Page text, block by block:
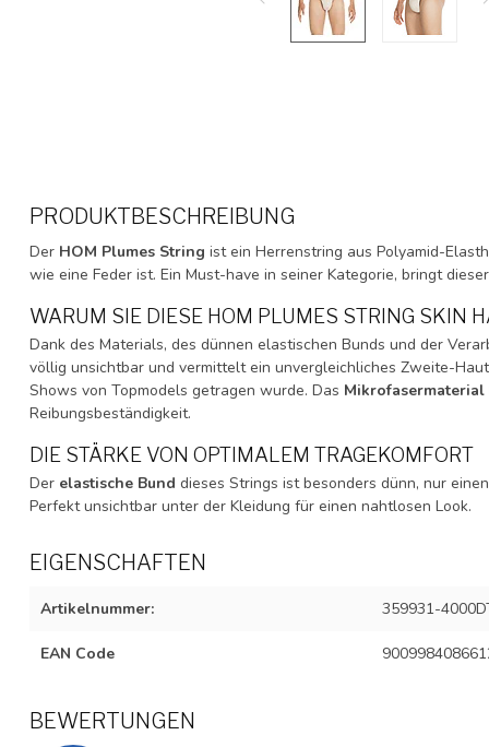
PRODUKTBESCHREIBUNG
Der HOM Plumes String ist ein Herrenstring aus Polyamid-
wie eine Feder ist. Ein Must-have in seiner Kategorie, bringt
WARUM SIE DIESE HOM PLUMES STRING SKIN
Dank des Materials, des dünnen elastischen Bunds und der
völlig unsichtbar und vermittelt ein unvergleichliches Zweite-
Shows von Topmodels getragen wurde. Das Mikrofasermaterial
Reibungsbeständigkeit.
DIE STÄRKE VON OPTIMALEM TRAGEKOMFORT
Der elastische Bund dieses Strings ist besonders dünn, nur
Perfekt unsichtbar unter der Kleidung für einen nahtlosen Look.
EIGENSCHAFTEN
Artikelnummer: 359931-
EAN Code
BEWERTUNGEN